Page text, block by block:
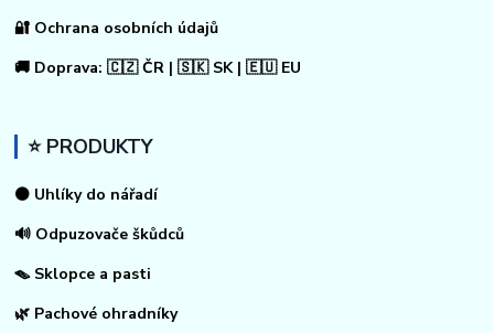
🔐 Ochrana osobních údajů
🚚 Doprava: 🇨🇿 ČR | 🇸🇰 SK | 🇪🇺 EU
⭐ PRODUKTY
⚫ Uhlíky do nářadí
🔊 Odpuzovače škůdců
🪤 Sklopce a pasti
🌿 Pachové ohradníky